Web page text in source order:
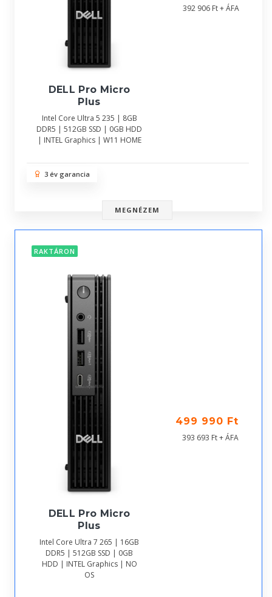
DELL Pro Micro
Plus
Intel Core Ultra 5 235 | 8GB
DDR5 | 512GB SSD | 0GB HDD
| INTEL Graphics | W11 HOME
392 906 Ft + ÁFA
3 év garancia
MEGNÉZEM
RAKTÁRON
DELL Pro Micro
Plus
Intel Core Ultra 7 265 | 16GB
DDR5 | 512GB SSD | 0GB
HDD | INTEL Graphics | NO
OS
499 990 Ft
393 693 Ft + ÁFA